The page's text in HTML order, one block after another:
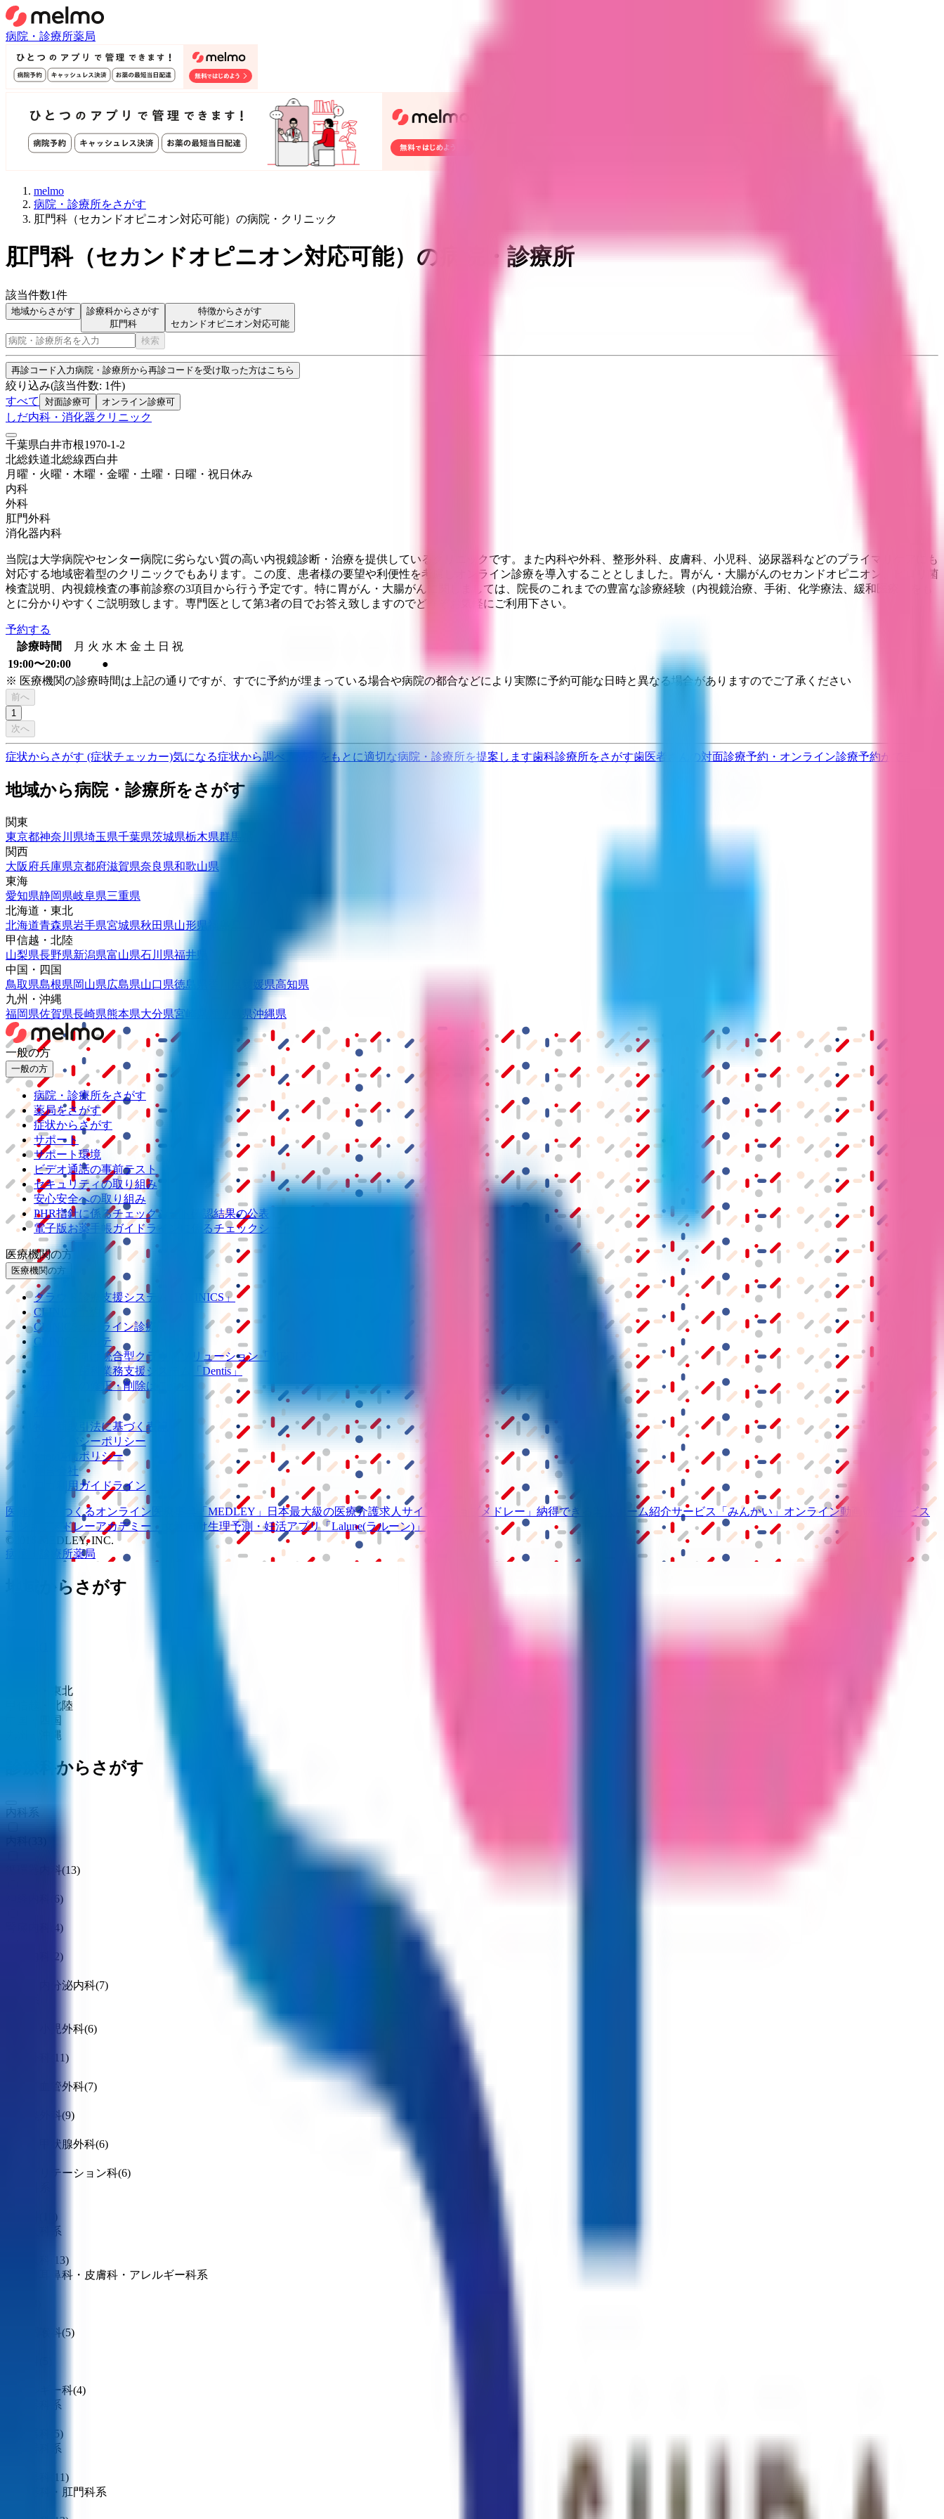
病院・診療所薬局
melmo
病院・診療所をさがす
肛門科（セカンドオピニオン対応可能）の病院・クリニック
肛門科（セカンドオピニオン対応可能） の病院・診療所
該当件数1件
地域からさがす
診療科からさがす
肛門科
特徴からさがす
セカンドオピニオン対応可能
検索
再診コード入力病院・診療所から再診コードを受け取った方はこちら
絞り込み(該当件数: 1件)
すべて
対面診療可 オンライン診療可
しだ内科・消化器クリニック
千葉県白井市根1970-1-2
北総鉄道北総線西白井
月曜・火曜・木曜・金曜・土曜・日曜・祝日 休み
内科
外科
肛門外科
消化器内科
当院は大学病院やセンター病院に劣らない質の高い内視鏡診断・治療を提供しているクリニックです。また内科や外科、整形外科、皮膚科、小児科、泌尿器科などのプライマリケアにも
対応する地域密着型のクリニックでもあります。この度、患者様の要望や利便性を考慮しオンライン診療を導入することとしました。胃がん・大腸がんのセカンドオピニオン、ピロリ菌
検査説明、内視鏡検査の事前診察の3項目から行う予定です。特に胃がん・大腸がんに関しましては、院長のこれまでの豊富な診療経験（内視鏡治療、手術、化学療法、緩和医療）をも
とに分かりやすくご説明致します。専門医として第3者の目でお答え致しますのでどうぞお気軽にご利用下さい。
予約する
診療時間
月 火 水 木 金 土 日 祝
19:00〜20:00
●
※ 医療機関の診療時間は上記の通りですが、すでに予約が埋まっている場合や病院の都合などにより実際に予約可能な日時と異なる場合がありますのでご了承ください
前へ
1
次へ
症状からさがす (症状チェッカー)気になる症状から調べ、結果をもとに適切な病院・診療所を提案します歯科診療所をさがす歯医者さんの対面診療予約・オンライン診療予約ができます
地域から病院・診療所をさがす
関東
東京都神奈川県埼玉県千葉県茨城県栃木県群馬県
関西
大阪府兵庫県京都府滋賀県奈良県和歌山県
東海
愛知県静岡県岐阜県三重県
北海道・東北
北海道青森県岩手県宮城県秋田県山形県
甲信越・北陸
山梨県長野県新潟県富山県石川県福井県
中国・四国
鳥取県島根県岡山県広島県山口県徳島県 愛媛県高知県
九州・沖縄
福岡県佐賀県長崎県熊本県大分県宮崎県 鹿児島県沖縄県
一般の方
一般の方
病院・診療所をさがす
薬局をさがす
症状からさがす
サポート
サポート環境
ビデオ通話の事前テスト
セキュリティの取り組み
安心安全への取り組み
PHR指針に係るチェックシート確認結果の公表
電子版お薬手帳ガイドラインに係るチェックシート確認結果の公表
医療機関の方
医療機関の方
クラウド診療 支援システム
「CLINICS」
CLINICS予約
CLINICSオンライン診療
CLINICSカルテ
調剤薬局向け統合型クラウドソリューション
クラウド歯科業務支援システム
「Dentis」
掲載情報の修正・削除はこちら
特定商取引法に基づく表記
プライバシーポリシー
外部送信ポリシー
運営会社
ロゴ利用ガイドライン
医師たちがつくるオンライン医療事典 「MEDLEY」 日本最大級の医療介護求人サイト 「ジョブメドレー」 納得できる 老人ホーム紹介サービス 「みんかい」 オンライン動画研修サービス
「ジョブメドレーアカデミー」 女性向け生理予測・妊活アプリ「Lalune(ラルーン)」
©2016 MEDLEY, INC.
病院・診療所薬局
地域からさがす
北海道・東北
甲信越・北陸
中国・四国
九州・沖縄
診療科からさがす
内科系
循環器内科(13)
6)
4)
2)
代謝・内分泌内科(7)
外科・小児外科(6)
11)
心臓・血管外科(7)
脳神経外科(9)
乳腺・甲状腺外科(6)
リハビリテーション科(6)
)
産婦人科系
13)
眼科・耳鼻科・皮膚科・アレルギー科系
耳鼻咽喉科(5)
アレルギー科(4)
呼吸器科系
5)
消化器科系
11)
泌尿器科・肛門科系